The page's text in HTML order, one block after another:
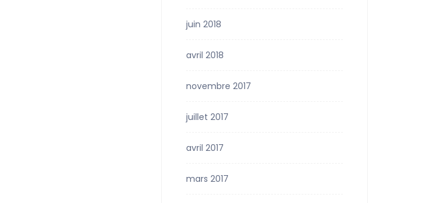
juin 2018
avril 2018
novembre 2017
juillet 2017
avril 2017
mars 2017